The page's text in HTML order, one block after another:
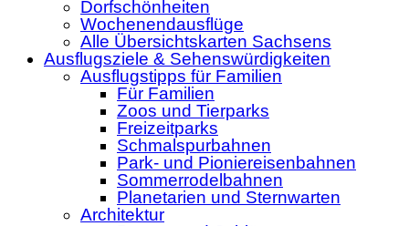
Dorfschönheiten
Wochenendausflüge
Alle Übersichtskarten Sachsens
Ausflugsziele & Sehenswürdigkeiten
Ausflugstipps für Familien
Für Familien
Zoos und Tierparks
Freizeitparks
Schmalspurbahnen
Park- und Pioniereisenbahnen
Sommerrodelbahnen
Planetarien und Sternwarten
Architektur